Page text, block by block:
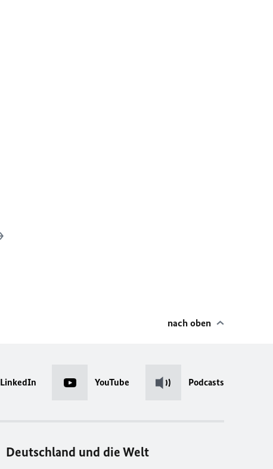
nach oben
LinkedIn YouTube Podcasts
Deutschland und die Welt